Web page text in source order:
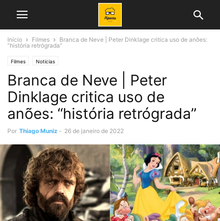
Início Filmes
Branca de Neve | Peter Dinklage critica uso de anões:
“história retrógrada”
Filmes Noticias
Branca de Neve | Peter
Dinklage critica uso de
anões: “história retrógrada”
Por Thiago Muniz - 26 de janeiro de 2022